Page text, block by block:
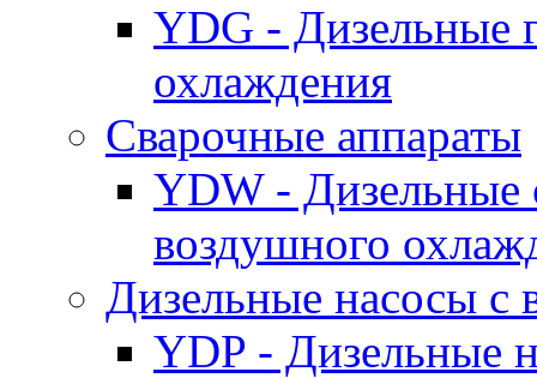
YDG - Дизельные
охлаждения
Cварочные аппараты
YDW - Дизельные
воздушного
Дизельные насосы
YDP - Дизельные